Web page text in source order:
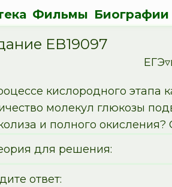
Фильмы Биографии
EB19097
кислородного этапа
молекул глюкозы
и полного окисления?
для решения:
ответ: